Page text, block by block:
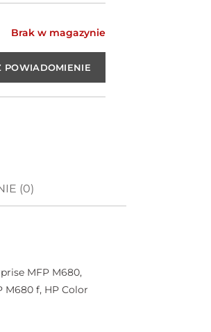
Brak w magazynie
(0)
MFP M680,
M680 f, HP Color